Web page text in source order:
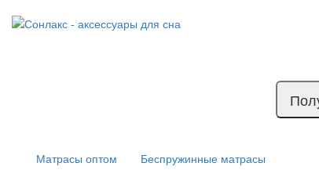
Матрасы оптом
Беспружинные матрасы